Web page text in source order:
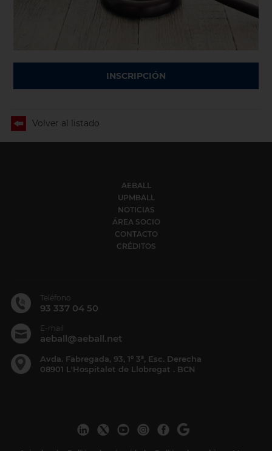
INSCRIPCIÓN
Volver al listado
AEBALL
UPMBALL
NOTICIAS
ÁREA SOCIO
CONTACTO
CRÉDITOS
Teléfono
93 337 04 50
E-mail
aeball@aeball.net
Avda. Fabregada, 93, 1º 3ª, Esc. Derecha
08901 L'Hospitalet de Llobregat . BCN